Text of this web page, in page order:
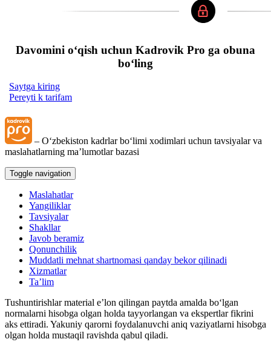
Davomini oʻqish uchun Kadrovik Pro ga obuna
boʻling
Saytga kiring
Pereyti k tarifam
– Oʻzbekiston kadrlar boʻlimi хodimlari uchun tavsiyalar va
maslahatlarning ma’lumotlar bazasi
Toggle navigation
Maslahatlar
Yangiliklar
Tavsiyalar
Shakllar
Javob beramiz
Qonunchilik
Muddatli mehnat shartnomasi qanday bekor qilinadi
Xizmatlar
Ta’lim
Tushuntirishlar material e’lon qilingan paytda amalda boʻlgan
normalarni hisobga olgan holda tayyorlangan va ekspertlar fikrini
aks ettiradi. Yakuniy qarorni foydalanuvchi aniq vaziyatlarni hisobga
olgan holda mustaqil ravishda qabul qiladi.